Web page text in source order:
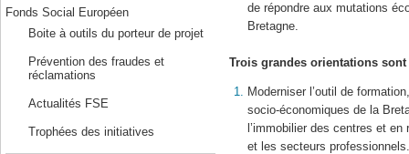
Fonds Social Européen
Boite à outils du porteur de projet
Prévention des fraudes et
réclamations
Actualités FSE
Trophées des initiatives
de répondre aux mutations
Bretagne.
Trois grandes orientations
Moderniser l’outil de
socio-économiques de la
l’immobilier des centres et
et les secteurs professionnels.